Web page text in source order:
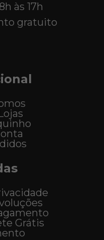
às 17h
gratuito
Grátis